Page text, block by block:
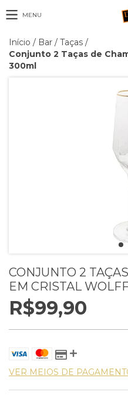
MENU
Início / Bar / Taças /
Conjunto 2 Taças de
300ml
CONJUNTO 2
EM CRISTAL
R$99,90
VER MEIOS DE